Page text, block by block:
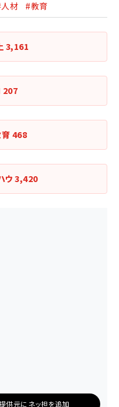
材 #教育
3,161
207
育 468
ウ3,420
供元にネッ担を追加